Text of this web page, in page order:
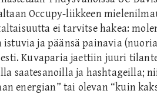
Occupy-liikkeen
ei tarvitse hakea:
ja päänsä painavia
Kuvaparia jaettiin juuri
saatesanoilla ja hashtageilla;
energian” tai olevan “kuin